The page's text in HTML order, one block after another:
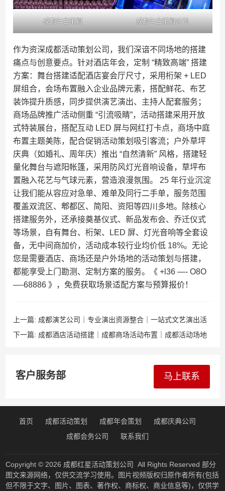
成都年会策划 成都年会策划公司
作为资深成都活动策划公司，我们深谙不同场地的搭建
痛点与创意要点。针对酒店年会，定制 “精致高端” 搭建
方案：舞台搭建适配酒店宴会厅尺寸，采用桁架 + LED
屏组合，会场布置融入企业品牌元素，搭配鲜花、布艺
装饰提升质感，同步提供演艺演出、主持人配套服务；
商场品牌推广活动侧重 “引流吸睛”，活动搭建采用开放
式特装展台，搭配互动 LED 屏与网红打卡点，商场中庭
布置主题美陈，配合促销活动策划吸引客流；户外草坪
庆典（如婚礼、周年庆）推出 “自然清新” 风格，搭建轻
量化舞台与遮阳帐篷，采用防风灯光音响设备，草坪布
置融入花艺与气球元素，营造浪漫氛围。​ 25 年行业沉淀
让我们能从容应对急单、难单及同行二手单，服务范围
覆盖双流区、郫都区、简阳、资阳等四川多地。除核心
搭建服务外，还承接奠基仪式、新品发布会、乔迁仪式
等场景，自有舞台、桁架、LED 屏、灯光音响等全套设
备，无中间商加价，活动成本较行业均价低 18%。无论
您是需要酒店、商场还是户外场地的活动策划与搭建，
都能享受上门勘测、定制方案的服务。《 +l36 —- O8O
—-68886 》，免费获取场景适配方案与预算报价！
上一篇: 成都演艺公司｜专业演出资源整合｜一站式文艺演出活
动策划执行
下一篇: 成都酒店活动搭建｜成都商场活动布置｜成都活动场地
客户服务部 马上联系
首页 成都活动策划 成都年会策划
成都庆典公司
成都会务公司
联系我们
Copyright © 2026 成都红星活动策划公司 All Rights Reserved 部分
图文来源网络，仅供交流学习使用。图片视频版权归原作者所有(包括
但不限于文字、图片、图表、著作权、商标权、商业信息等)，仅供学